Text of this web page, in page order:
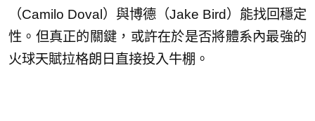
（Camilo Doval）與博德（Jake Bird）能找回穩定
性。但真正的關鍵，或許在於是否將體系內最強的
火球天賦拉格朗日直接投入牛棚。